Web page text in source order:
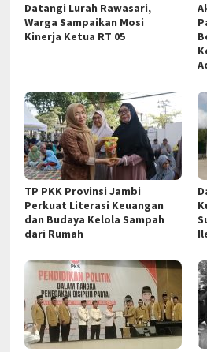
Datangi Lurah Rawasari,
Warga Sampaikan Mosi
Kinerja Ketua RT 05
TP PKK Provinsi Jambi
Perkuat Literasi Keuangan
dan Budaya Kelola Sampah
dari Rumah